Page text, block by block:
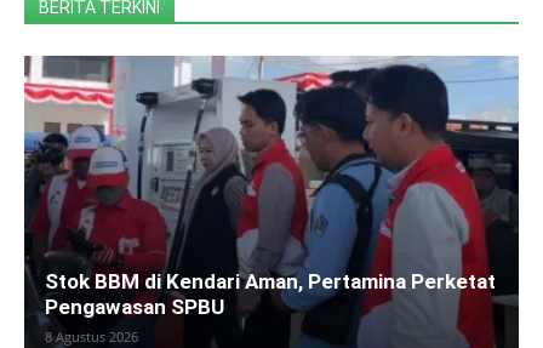
BERITA TERKINI
Stok BBM di Kendari Aman, Pertamina Perketat
Pengawasan SPBU
8 Agustus 2026